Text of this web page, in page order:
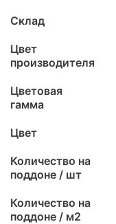
Склад
Цвет
производителя
Цветовая
гамма
Цвет
Количество на
поддоне / шт
Количество на
поддоне / м2